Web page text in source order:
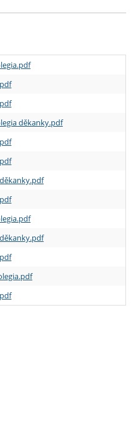
děkanky.pdf